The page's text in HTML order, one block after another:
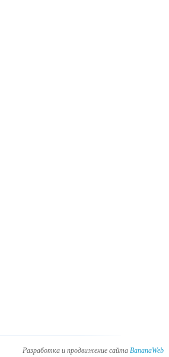
Разработка и продвижение сайта BananaWeb